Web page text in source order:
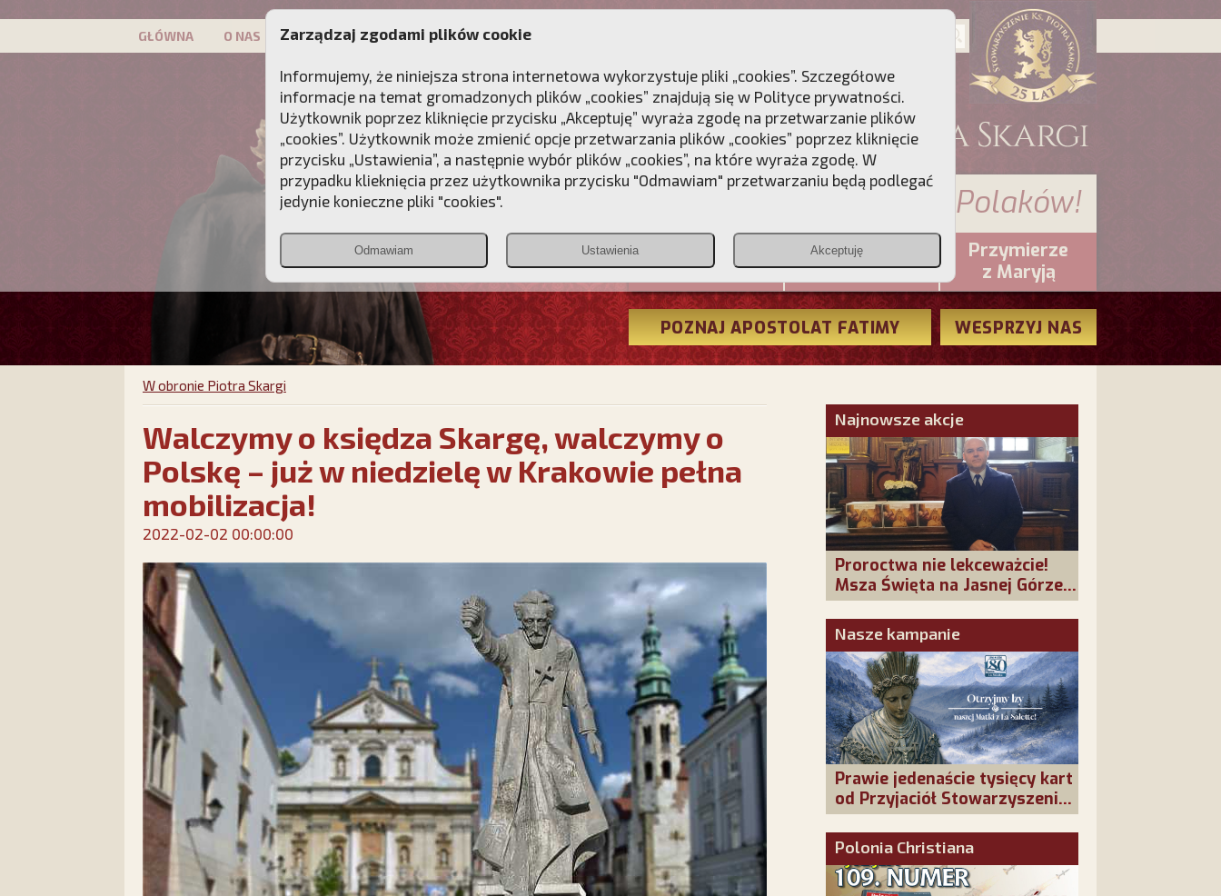
GŁÓWNA O NAS PATRON KAMPANIE DLA DUSZY
Przebudźmy sumienia Polaków!
Christiana
PCh24.pl
Przymierze
z Maryją
POZNAJ APOSTOLAT FATIMY WESPRZYJ NAS
W obronie Piotra Skargi
Walczymy o księdza Skargę, walczymy o
Polskę – już w niedzielę w Krakowie pełna
mobilizacja!
2022-02-02 00:00:00
Najnowsze akcje
Proroctwa nie lekceważcie!
Msza Święta na Jasnej Górze –
dziękujemy za Waszą
obecność!
Nasze kampanie
Prawie jedenaście tysięcy kart
od Przyjaciół Stowarzyszenia
złożonych w La Salette!
Polonia Christiana
Zarządzaj zgodami plików cookie
Informujemy, że niniejsza strona internetowa wykorzystuje pliki „cookies”. Szczegółowe
informacje na temat gromadzonych plików „cookies” znajdują się w Polityce prywatności.
Użytkownik poprzez kliknięcie przycisku „Akceptuję” wyraża zgodę na przetwarzanie plików
„cookies”. Użytkownik może zmienić opcje przetwarzania plików „cookies” poprzez kliknięcie
przycisku „Ustawienia”, a następnie wybór plików „cookies”, na które wyraża zgodę. W
przypadku klieknięcia przez użytkownika przycisku "Odmawiam" przetwarzaniu będą podlegać
jedynie konieczne pliki "cookies".
Odmawiam Ustawienia Akceptuję